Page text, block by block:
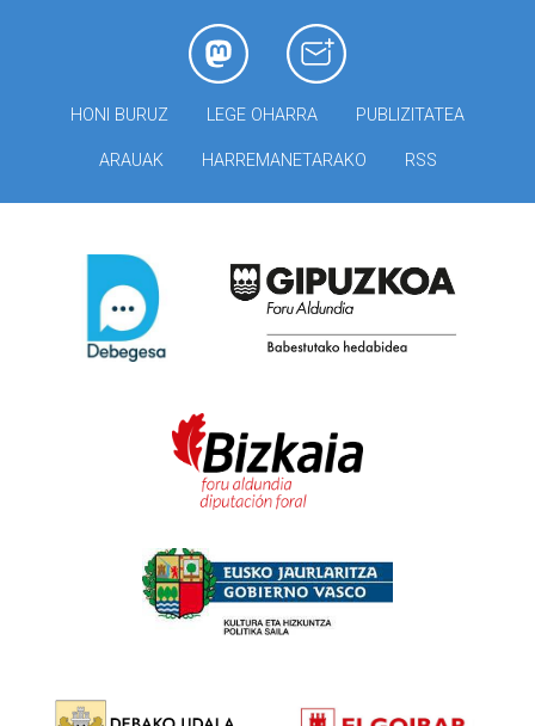
HONI BURUZ LEGE OHARRA PUBLIZITATEA
ARAUAK HARREMANETARAKO RSS